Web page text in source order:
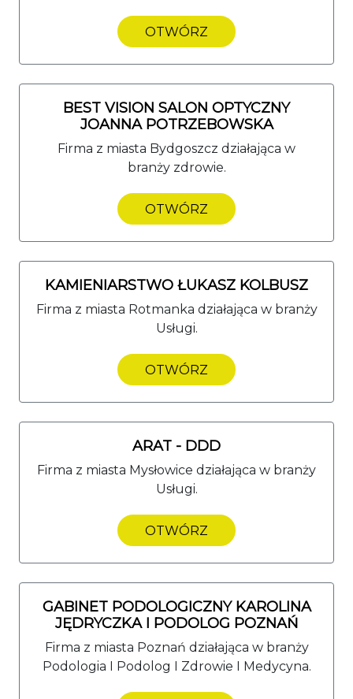
OTWÓRZ
BEST VISION SALON OPTYCZNY
JOANNA POTRZEBOWSKA
Firma z miasta Bydgoszcz działająca w
branży zdrowie.
OTWÓRZ
KAMIENIARSTWO ŁUKASZ KOLBUSZ
Firma z miasta Rotmanka działająca w branży
Usługi.
OTWÓRZ
ARAT - DDD
Firma z miasta Mysłowice działająca w branży
Usługi.
OTWÓRZ
GABINET PODOLOGICZNY KAROLINA
JĘDRYCZKA I PODOLOG POZNAŃ
Firma z miasta Poznań działająca w branży
Podologia I Podolog I Zdrowie I Medycyna.